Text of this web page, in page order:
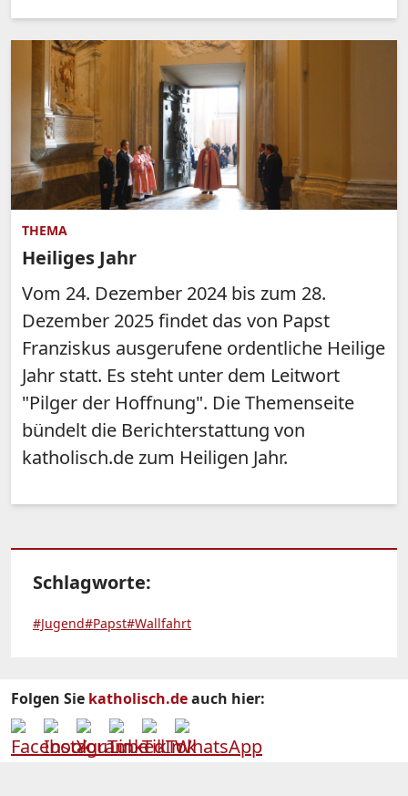
THEMA
Heiliges Jahr
Vom 24. Dezember 2024 bis zum 28.
Dezember 2025 findet das von Papst
Franziskus ausgerufene ordentliche Heilige
Jahr statt. Es steht unter dem Leitwort
"Pilger der Hoffnung". Die Themenseite
bündelt die Berichterstattung von
katholisch.de zum Heiligen Jahr.
Schlagworte:
#Jugend#Papst#Wallfahrt
Folgen Sie katholisch.deauch hier: